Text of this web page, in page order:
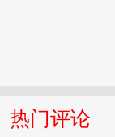
热门评论